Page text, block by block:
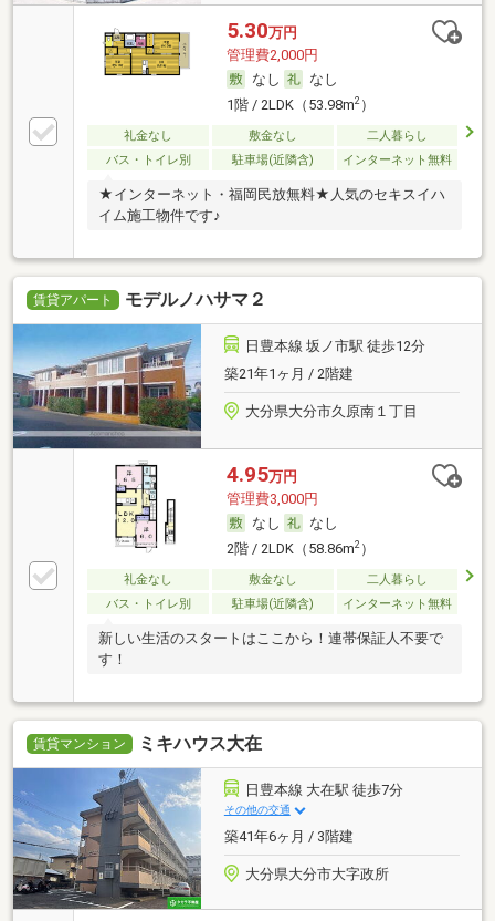
5.30万円
管理費2,000円
なし
なし
1階 / 2LDK（53.98m2）
礼金なし 敷金なし
二人暮らし
バス・トイレ別
駐車場(近隣含) インターネット無料
★インターネット・福岡民放無料★人気のセキスイハ
イム施工物件です♪
賃貸アパート モデルノハサマ２
日豊本線 坂ノ市駅 徒歩12分
築21年1ヶ月 / 2階建
大分県大分市久原南１丁目
4.95万円
管理費3,000円
なし
なし
2階 / 2LDK（58.86m2）
礼金なし 敷金なし
二人暮らし
バス・トイレ別
駐車場(近隣含) インターネット無料
新しい生活のスタートはここから！連帯保証人不要で
す！
賃貸マンション ミキハウス大在
日豊本線 大在駅 徒歩7分
その他の交通
築41年6ヶ月 / 3階建
大分県大分市大字政所